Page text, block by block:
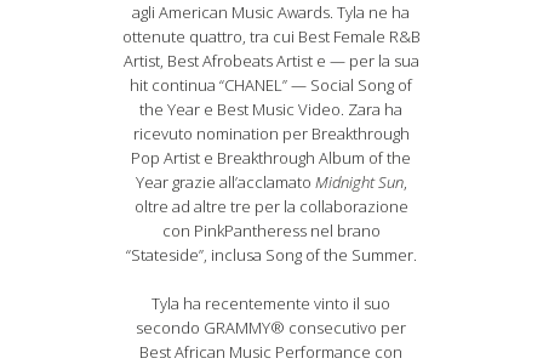
agli American Music Awards. Tyla ne ha
ottenute quattro, tra cui Best Female R&B
Artist, Best Afrobeats Artist e — per la sua
hit continua “CHANEL” — Social Song of
the Year e Best Music Video. Zara ha
ricevuto nomination per Breakthrough
Pop Artist e Breakthrough Album of the
Year grazie all’acclamato Midnight Sun,
oltre ad altre tre per la collaborazione
con PinkPantheress nel brano
“Stateside”, inclusa Song of the Summer.
Tyla ha recentemente vinto il suo
secondo GRAMMY® consecutivo per
Best African Music Performance con